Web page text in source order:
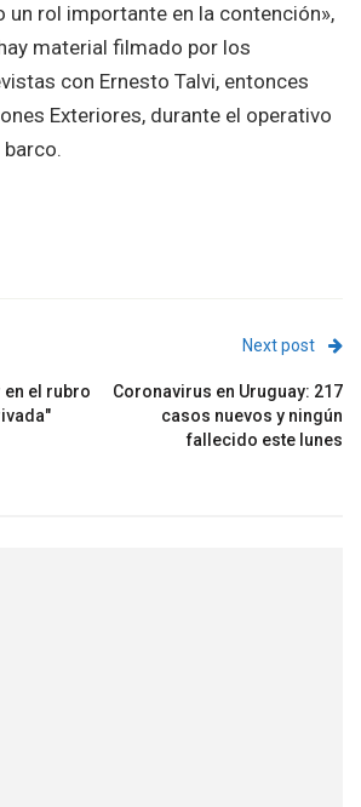
un rol importante en la contención»,
material filmado por los
con Ernesto Talvi, entonces
Exteriores, durante el operativo
el rubro
Next post
Coronavirus en Uruguay: 217
casos nuevos y ningún
fallecido este lunes